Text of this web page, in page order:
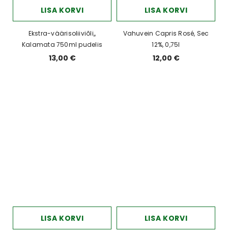
LISA KORVI
Ekstra-väärisoliiviõli,,
Kalamata 750ml pudelis
13,00 €
LISA KORVI
Vahuvein Capris Rosé, Sec
12%, 0,75l
12,00 €
LISA KORVI LISA KORVI